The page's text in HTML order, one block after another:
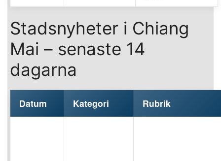
Stadsnyheter i Chiang
Mai – senaste 14
dagarna
Datum Kategori Rubrik